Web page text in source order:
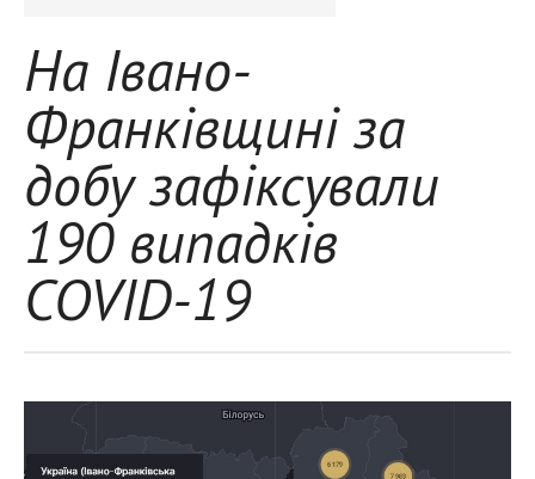
На Івано-
Франківщині за
добу зафіксували
190 випадків
COVID-19